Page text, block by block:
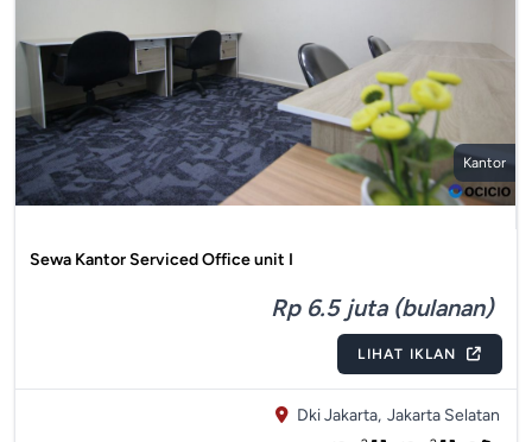
Kantor
Sewa Kantor Serviced Office unit I
Rp 6.5 juta (bulanan)
LIHAT IKLAN
Dki Jakarta, Jakarta Selatan